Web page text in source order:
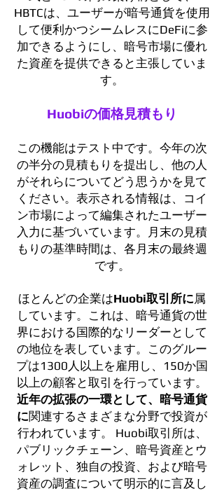
HBTCは、ユーザーが暗号通貨を使用
して便利かつシームレスにDeFiに参
加できるようにし、暗号市場に優れ
た資産を提供できると主張していま
す。
Huobiの価格見積もり
この機能はテスト中です。今年の次
の半分の見積もりを提出し、他の人
がそれらについてどう思うかを見て
ください。表示される情報は、コイ
ン市場によって編集されたユーザー
入力に基づいています。月末の見積
もりの基準時間は、各月末の最終週
です。
ほとんどの企業はHuobi取引所に属
しています。これは、暗号通貨の世
界における国際的なリーダーとして
の地位を表しています。このグルー
プは1300人以上を雇用し、150か国
以上の顧客と取引を行っています。
近年の拡張の一環として、暗号通貨
に関連するさまざまな分野で投資が
行われています。 Huobi取引所は、
パブリックチェーン、暗号資産とウ
ォレット、独自の投資、および暗号
資産の調査について明示的に言及し